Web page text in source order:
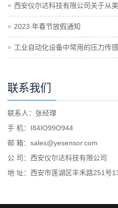
西安仪尔达科技有限公司关于从
2023 年春节放假通知
工业自动化设备中常用的压力传
联系我们
联系人：张经理
手 机：I84IO99O944
邮 箱：sales@yesensor.com
公 司：西安仪尔达科技有限公司
地 址：西安市莲湖区丰禾路251号